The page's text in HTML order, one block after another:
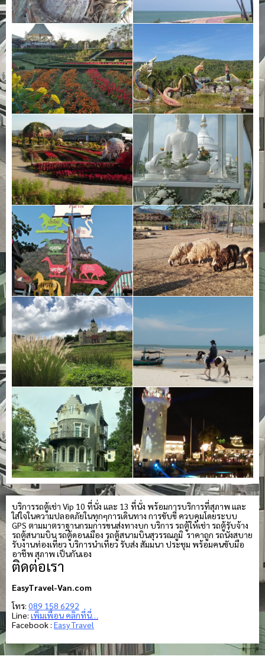
บริการรถตู้เช่า Vip 10 ที่นั่ง และ 13 ที่นั่ง พร้อมการบริการที่สุภาพ และ
ใส่ใจในความปลอดภัยในทุกๆการเดินทาง การขับขี่ ควบคุมโดยระบบ
GPS ตามมาตราฐานกรมการขนส่งทางบก บริการ รถตู้ให้เช่า รถตู้รับจ้าง
รถตู้สนามบิน รถตู้ดอนเมือง รถตู้สนามบินสุวรรณภูมิ ราคาถูก รถนั่งสบาย
รับงานท่องเที่ยว บริการนำเที่ยว รับส่ง สัมมนา ประชุม พร้อมคนขับมือ
อาชีพ สุภาพ เป็นกันเอง
ติดต่อเรา
EasyTravel-Van.com
โทร: 089 158 6292
Line: เพิ่มเพื่อน คลิกที่นี่…
Facebook : Easy Travel